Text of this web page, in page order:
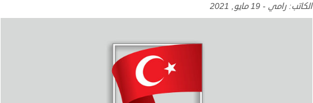
الكاتب: رامي - 19 مايو, 2021